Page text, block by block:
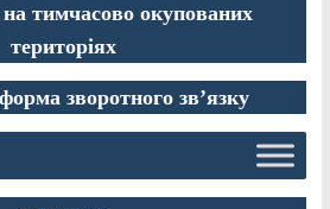
тимчасово окупованих
територіях
зворотного зв’язку